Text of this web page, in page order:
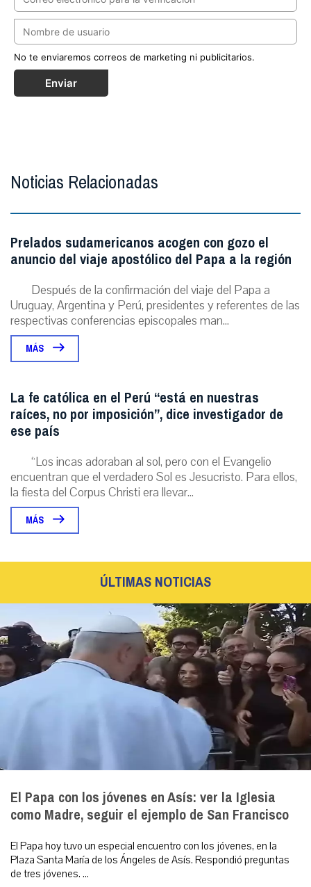
No te enviaremos correos de marketing ni publicitarios.
Enviar
Noticias Relacionadas
Prelados sudamericanos acogen con gozo el
anuncio del viaje apostólico del Papa a la región
Después de la confirmación del viaje del Papa a
Uruguay, Argentina y Perú, presidentes y referentes de las
respectivas conferencias episcopales man...
MÁS
La fe católica en el Perú “está en nuestras
raíces, no por imposición”, dice investigador de
ese país
“Los incas adoraban al sol, pero con el Evangelio
encuentran que el verdadero Sol es Jesucristo. Para ellos,
la fiesta del Corpus Christi era llevar...
MÁS
ÚLTIMAS NOTICIAS
El Papa con los jóvenes en Asís: ver la Iglesia
como Madre, seguir el ejemplo de San Francisco
El Papa hoy tuvo un especial encuentro con los jóvenes, en la
Plaza Santa María de los Ángeles de Asís. Respondió preguntas
de tres jóvenes. ...